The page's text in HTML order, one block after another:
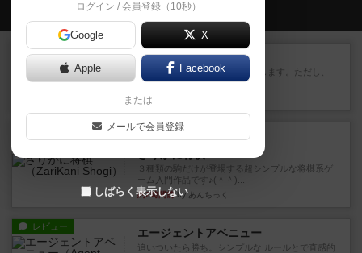
会員の新しい投稿
レビュー ふたつの街の物語
タイルを4×4で並べて街づくりします。ただし、
街は各プレイヤーの間にあ...
約2時間前
ルール/インスト
３種類の駒だけが登場する超シンプルな将棋系ゲ
ーム入門作品です♪(＾＾)...
約2時間前by あんちっく
レビュー エージェントアベニュー
追いついたら勝ち。シンプルな ルールとで直感的
ログイン / 会員登録（10秒）
Google X
Apple Facebook
または
メールで会員登録
しばらく表示しない